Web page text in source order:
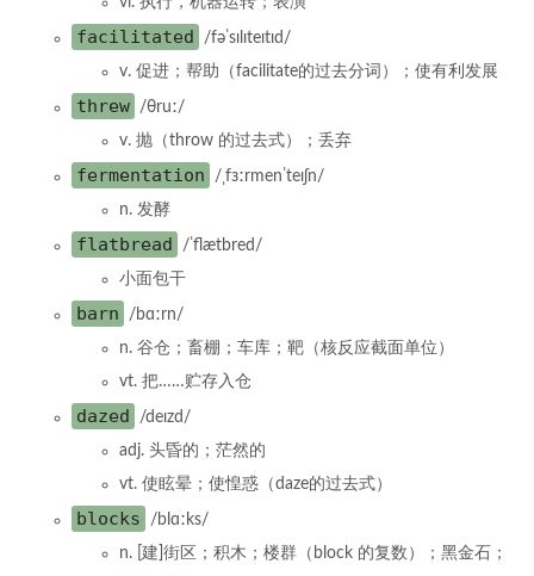
facilitated
/fəˈsɪlɪteɪtɪd/
v. 促进；帮助（facilitate的过去分词）；使有利发展
threw
/θruː/
v. 抛（throw 的过去式）；丢弃
fermentation
/ˌfɜːrmenˈteɪʃn/
n. 发酵
flatbread
/ˈflætbred/
小面包干
barn
/bɑːrn/
n. 谷仓；畜棚；车库；靶（核反应截面单位）
vt. 把……贮存入仓
dazed
/deɪzd/
adj. 头昏的；茫然的
vt. 使眩晕；使惶惑（daze的过去式）
blocks
/blɑːks/
n. [建]街区；积木；楼群（block 的复数）；黑金石；